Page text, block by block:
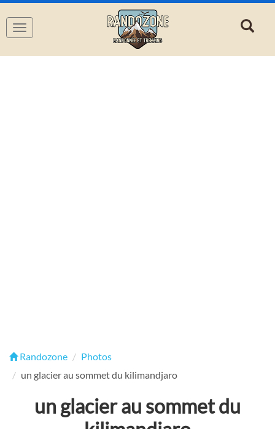
Navigation
Randozone
Photos
un glacier au sommet du kilimandjaro
un glacier au sommet du